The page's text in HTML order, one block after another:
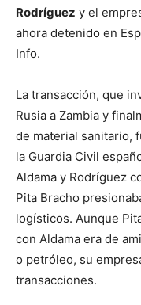
Rodríguez y el
ahora detenido en
Info.
La transacción, que
Rusia a Zambia y
de material sanitario,
la Guardia Civil
Aldama y Rodríguez
Pita Bracho
logísticos. Aunque
con Aldama era de
o petróleo, su
transacciones.